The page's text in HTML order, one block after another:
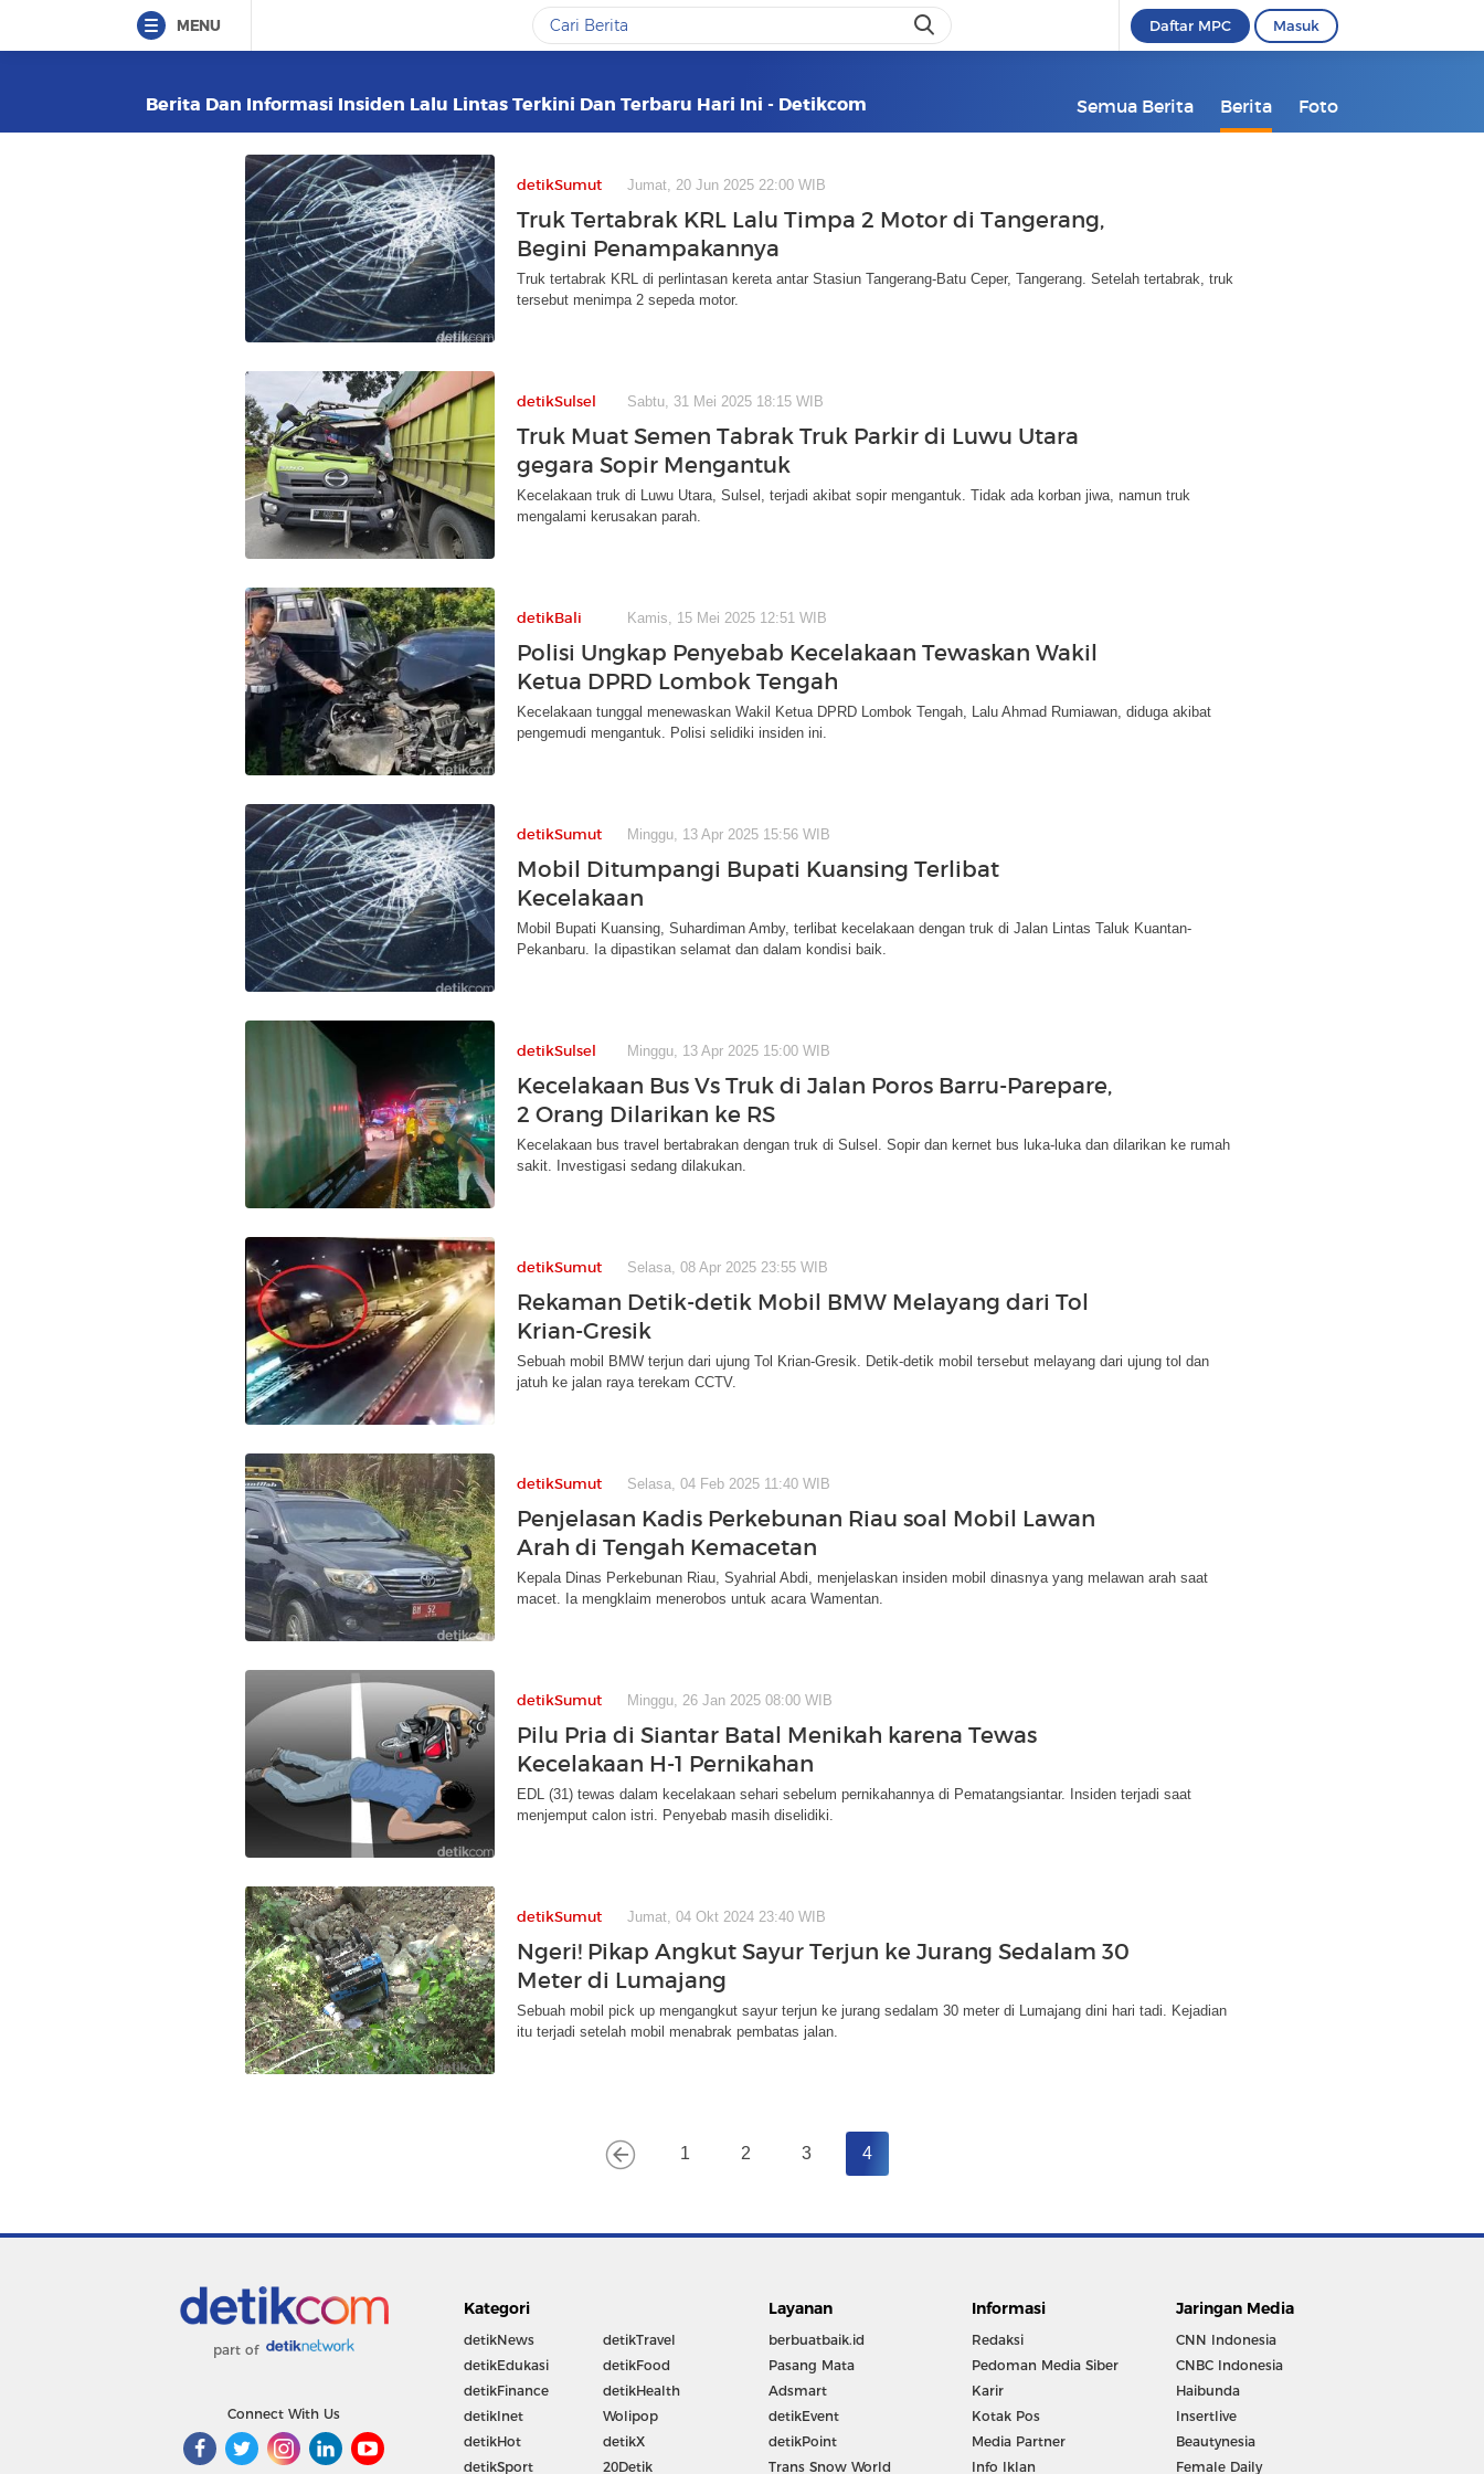
MENU Daftar MPC Masuk
Berita Dan Informasi Insiden Lalu Lintas Terkini Dan Terbaru Hari Ini - Detikcom Semua Berita Berita Foto
detikSumut Jumat, 20 Jun 2025 22:00 WIB
Truk Tertabrak KRL Lalu Timpa 2 Motor di Tangerang,
Begini Penampakannya
Truk tertabrak KRL di perlintasan kereta antar Stasiun Tangerang-Batu Ceper, Tangerang. Setelah tertabrak, truk
tersebut menimpa 2 sepeda motor.
detikSulsel Sabtu, 31 Mei 2025 18:15 WIB
Truk Muat Semen Tabrak Truk Parkir di Luwu Utara
gegara Sopir Mengantuk
Kecelakaan truk di Luwu Utara, Sulsel, terjadi akibat sopir mengantuk. Tidak ada korban jiwa, namun truk
mengalami kerusakan parah.
detikBali Kamis, 15 Mei 2025 12:51 WIB
Polisi Ungkap Penyebab Kecelakaan Tewaskan Wakil
Ketua DPRD Lombok Tengah
Kecelakaan tunggal menewaskan Wakil Ketua DPRD Lombok Tengah, Lalu Ahmad Rumiawan, diduga akibat
pengemudi mengantuk. Polisi selidiki insiden ini.
detikSumut Minggu, 13 Apr 2025 15:56 WIB
Mobil Ditumpangi Bupati Kuansing Terlibat
Kecelakaan
Mobil Bupati Kuansing, Suhardiman Amby, terlibat kecelakaan dengan truk di Jalan Lintas Taluk Kuantan-
Pekanbaru. Ia dipastikan selamat dan dalam kondisi baik.
detikSulsel Minggu, 13 Apr 2025 15:00 WIB
Kecelakaan Bus Vs Truk di Jalan Poros Barru-Parepare,
2 Orang Dilarikan ke RS
Kecelakaan bus travel bertabrakan dengan truk di Sulsel. Sopir dan kernet bus luka-luka dan dilarikan ke rumah
sakit. Investigasi sedang dilakukan.
detikSumut Selasa, 08 Apr 2025 23:55 WIB
Rekaman Detik-detik Mobil BMW Melayang dari Tol
Krian-Gresik
Sebuah mobil BMW terjun dari ujung Tol Krian-Gresik. Detik-detik mobil tersebut melayang dari ujung tol dan
jatuh ke jalan raya terekam CCTV.
detikSumut Selasa, 04 Feb 2025 11:40 WIB
Penjelasan Kadis Perkebunan Riau soal Mobil Lawan
Arah di Tengah Kemacetan
Kepala Dinas Perkebunan Riau, Syahrial Abdi, menjelaskan insiden mobil dinasnya yang melawan arah saat
macet. Ia mengklaim menerobos untuk acara Wamentan.
detikSumut Minggu, 26 Jan 2025 08:00 WIB
Pilu Pria di Siantar Batal Menikah karena Tewas
Kecelakaan H-1 Pernikahan
EDL (31) tewas dalam kecelakaan sehari sebelum pernikahannya di Pematangsiantar. Insiden terjadi saat
menjemput calon istri. Penyebab masih diselidiki.
detikSumut Jumat, 04 Okt 2024 23:40 WIB
Ngeri! Pikap Angkut Sayur Terjun ke Jurang Sedalam 30
Meter di Lumajang
Sebuah mobil pick up mengangkut sayur terjun ke jurang sedalam 30 meter di Lumajang dini hari tadi. Kejadian
itu terjadi setelah mobil menabrak pembatas jalan.
1 2 3 4
part of
Connect With Us
Kategori
detikNews
detikEdukasi
detikFinance
detikInet
detikHot
detikSport
detikTravel
detikFood
detikHealth
Wolipop
detikX
20Detik
Layanan
berbuatbaik.id
Pasang Mata
Adsmart
detikEvent
detikPoint
Trans Snow World
Informasi
Redaksi
Pedoman Media Siber
Karir
Kotak Pos
Media Partner
Info Iklan
Jaringan Media
CNN Indonesia
CNBC Indonesia
Haibunda
Insertlive
Beautynesia
Female Daily